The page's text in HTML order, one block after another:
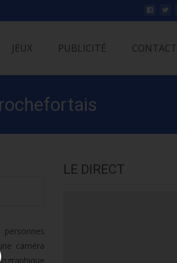
JEUX PUBLICITÉ CONTACT
personnes
caméra
LE DIRECT